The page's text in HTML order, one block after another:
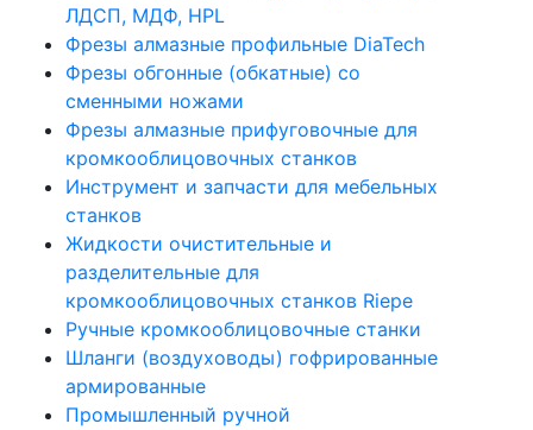
ЛДСП, МДФ, HPL
Фрезы алмазные профильные DiaTech
Фрезы обгонные (обкатные) со
сменными ножами
Фрезы алмазные прифуговочные для
кромкооблицовочных станков
Инструмент и запчасти для мебельных
станков
Жидкости очистительные и
разделительные для
кромкооблицовочных станков Riepe
Ручные кромкооблицовочные станки
Шланги (воздуховоды) гофрированные
армированные
Промышленный ручной